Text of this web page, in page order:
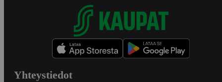
Yhteystiedot